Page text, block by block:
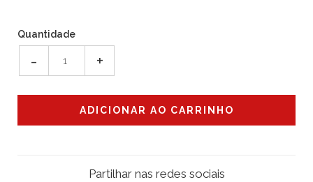
Quantidade
- +
Partilhar nas redes sociais